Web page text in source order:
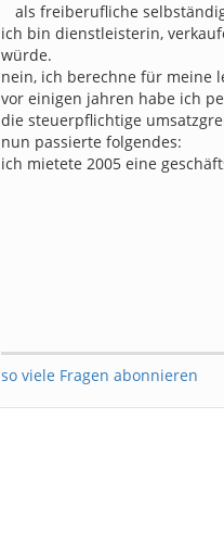
als freiberufliche
ich bin dienstleisterin,
würde.
nein, ich berechne für meine
vor einigen jahren habe ich
die steuerpflichtige
nun passierte folgendes:
ich mietete 2005 eine
so viele Fragen abonnieren